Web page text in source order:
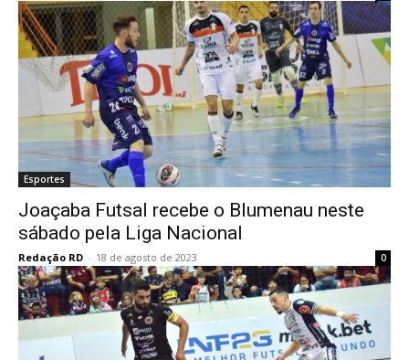
Esportes
Joaçaba Futsal recebe o Blumenau neste
sábado pela Liga Nacional
Redação RD - 18 de agosto de 2023 0